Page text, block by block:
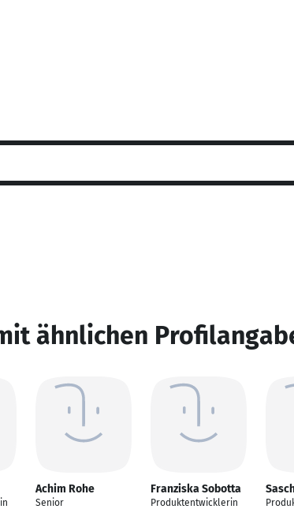
ähnlichen
Achim Rohe
Senior
Franziska Sobotta
Produktentwicklerin